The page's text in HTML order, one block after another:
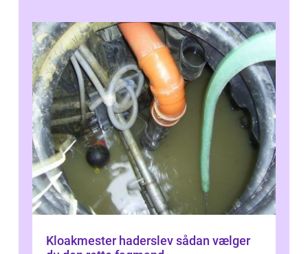
Kloakmester haderslev sådan vælger